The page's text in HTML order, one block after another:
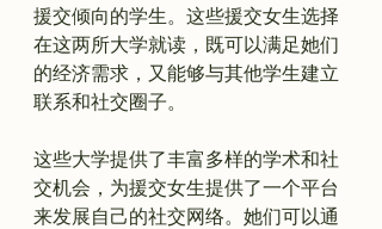
援交倾向的学生。这些援交女生选择
在这两所大学就读，既可以满足她们
的经济需求，又能够与其他学生建立
联系和社交圈子。
这些大学提供了丰富多样的学术和社
交机会，为援交女生提供了一个平台
来发展自己的社交网络。她们可以通